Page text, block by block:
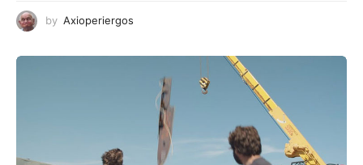
by Axioperiergos